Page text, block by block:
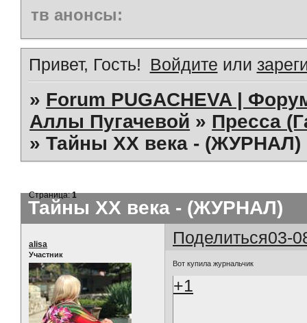
тв анонсы:
Привет, Гость! Войдите или
» Forum PUGACHEVA |
Аллы Пугачевой » Пресса
»Тайны ХХ века - (ЖУРНАЛ)
Тайны ХХ века - (ЖУРНАЛ)
Страница:1
Поделиться03-
alisa
Участник
Вот купила журнальчик
+1